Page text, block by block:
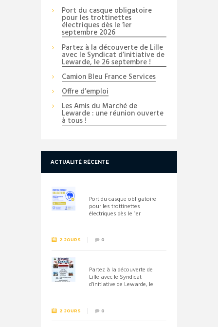
Port du casque obligatoire
pour les trottinettes
électriques dès le 1er
septembre 2026
Partez à la découverte de Lille
avec le Syndicat d’initiative de
Lewarde, le 26 septembre !
Camion Bleu France Services
Offre d’emploi
Les Amis du Marché de
Lewarde : une réunion ouverte
à tous !
ACTUALITÉ RÉCENTE
Port du casque obligatoire
pour les trottinettes
électriques dès le 1er
2 JOURS 0
Partez à la découverte de
Lille avec le Syndicat
d’initiative de Lewarde, le
2 JOURS 0